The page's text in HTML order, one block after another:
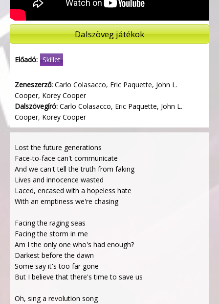
Dalszöveg játékok
Előadó: Skillet
Zeneszerző: Carlo Colasacco, Eric Paquette, John L.
Cooper, Korey Cooper
Dalszövegíró: Carlo Colasacco, Eric Paquette, John L.
Cooper, Korey Cooper
Lost the future generations
Face-to-face can't communicate
And we can't tell the truth from faking
Lives and innocence wasted
Laced, encased with a hopeless hate
With an emptiness we're chasing
Facing the raging seas
Facing the storm in me
Am I the only one who's had enough?
Darkest before the dawn
Some say it's too far gone
But I believe that there's time to save us
Oh, sing a revolution song